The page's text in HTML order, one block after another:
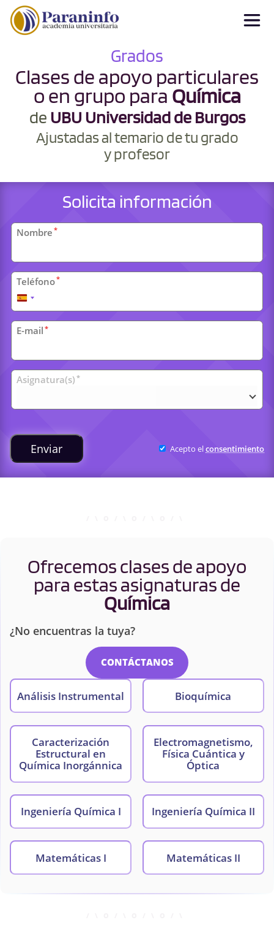
Grados
Clases de apoyo particulares
o en grupo para Química
de UBU Universidad de Burgos
Ajustadas al temario de tu grado
y profesor
Solicita información
Datos
personales
Nombre *
Teléfono*
España
+34
E-mail *
Clases
universitarias
Asignatura(s) *
Enviar Acepto elconsentimiento
Ofrecemos clases de apoyo
para estas asignaturas de
Química
¿No encuentras la tuya?
CONTÁCTANOS
Análisis Instrumental Bioquímica
Caracterización
Estructural en
Química Inorgánnica
Electromagnetismo,
Física Cuántica y
Óptica
Ingeniería Química I Ingeniería Química II
Matemáticas I Matemáticas II